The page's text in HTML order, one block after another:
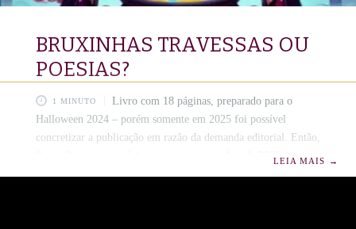
BRUXINHAS TRAVESSAS OU
POESIAS?
1 MINUTO
Livro com 18 páginas, preparado para o
Halloween 2024 – porém somente em 2025 foi possível
concretizar a publicação em razão da demanda editorial. Então,
fica a dica para o próximo evento em outubro de 2025.LEIA MAIS →